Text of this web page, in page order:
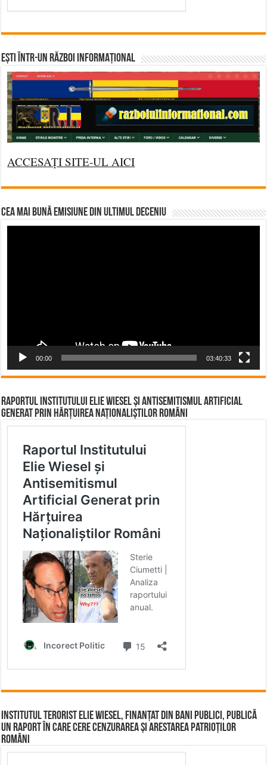
Ești într-un RĂZBOI INFORMAȚIONAL
ACCESAȚI SITE-UL AICI
CEA MAI BUNĂ EMISIUNE DIN ULTIMUL DECENIU
00:00 03:40:33
Raportul Institutului Elie Wiesel și Antisemitismul Artificial
Generat prin Hărțuirea Naționaliștilor Români
Institutul terorist Elie Wiesel, finanțat din bani publici, publică
un raport în care cere cenzurarea și arestarea patrioților
români